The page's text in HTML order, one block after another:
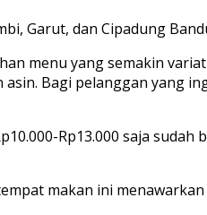
Garut, dan Cipadung
menu yang semakin
Bagi pelanggan yang
Rp13.000 saja sudah
makan ini